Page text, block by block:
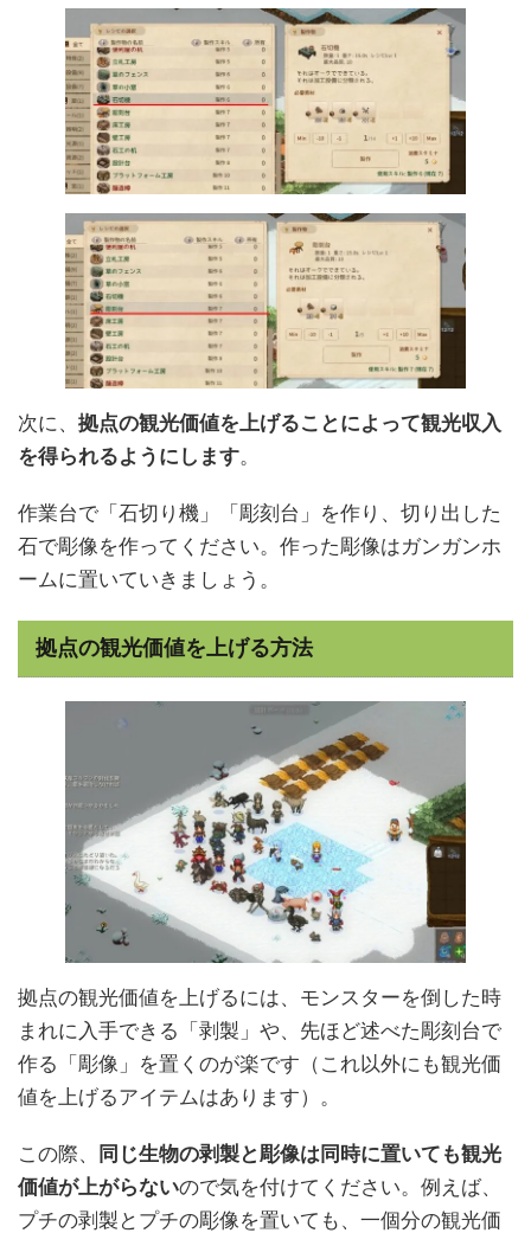
次に、 拠点の観光価値を上げることによって観光収入
を得られるようにします。
作業台で「石切り機」「彫刻台」を作り、切り出した
石で彫像を作ってください。作った彫像はガンガンホ
ームに置いていきましょう。
拠点の観光価値を上げる方法
拠点の観光価値を上げるには、モンスターを倒した時
まれに入手できる「剥製」や、先ほど述べた彫刻台で
作る「彫像」を置くのが楽です（これ以外にも観光価
値を上げるアイテムはあります）。
この際、
同じ生物の剥製と彫像は同時に置いても観光
価値が上がらないので気を付けてください。例えば、
プチの剥製とプチの彫像を置いても、一個分の観光価